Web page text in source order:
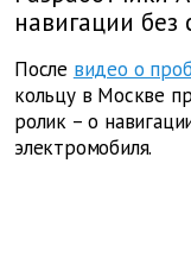
навигации без
После видео о
кольцу в Москве
ролик – о
электромобиля.